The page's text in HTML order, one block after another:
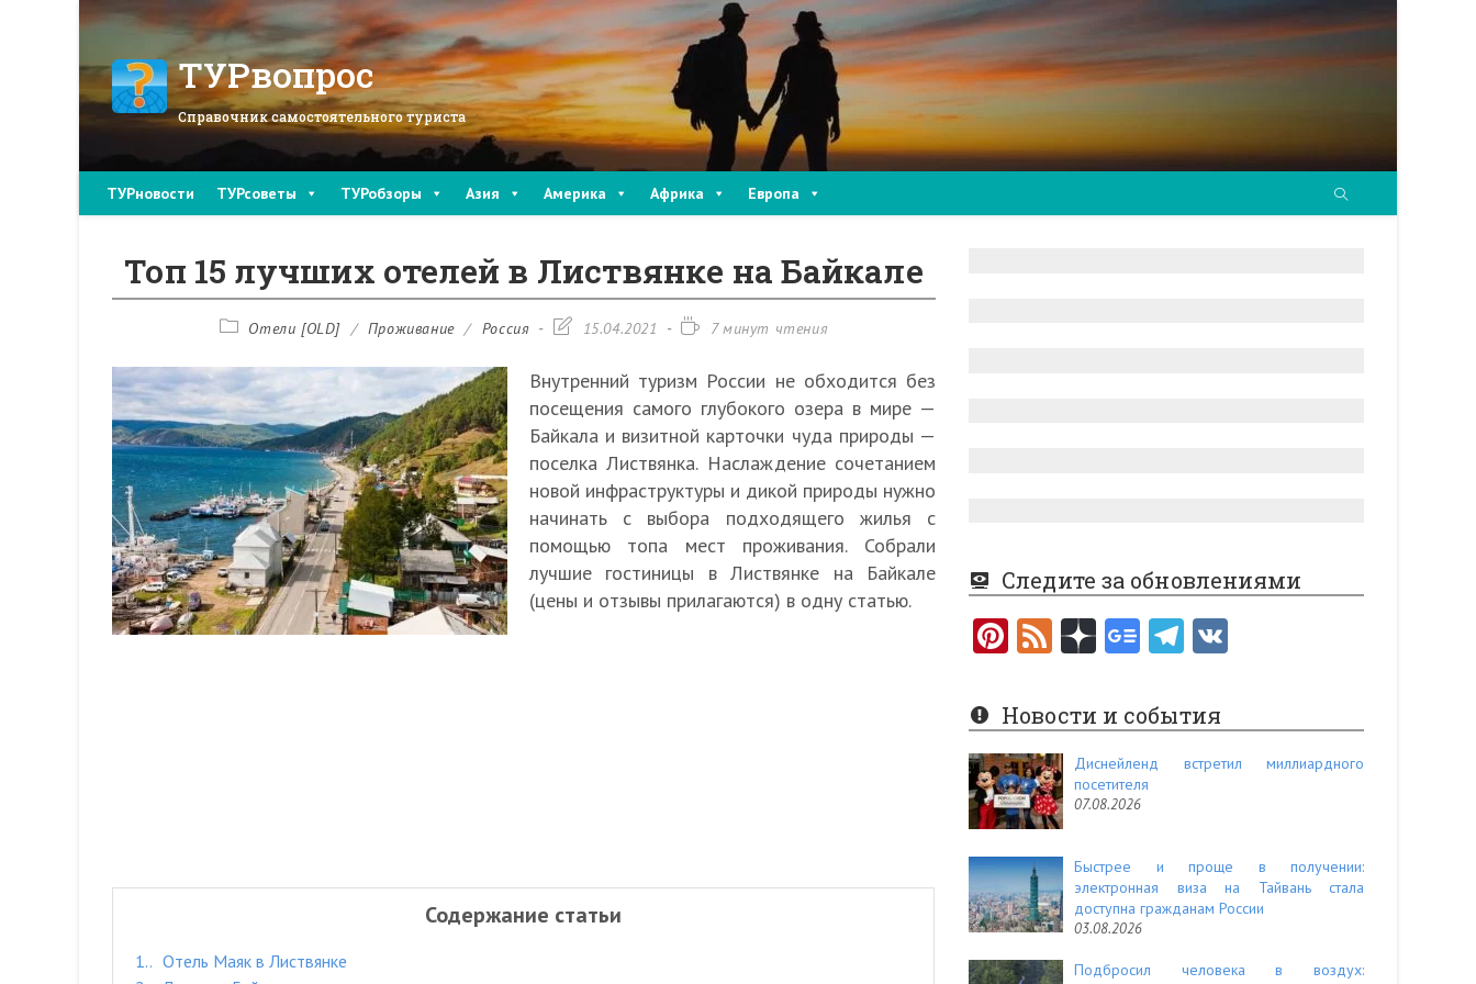
ТУРвопрос
Справочник самостоятельного туриста
ТУРновости ТУРсоветы ТУРобзоры Азия Америка Африка Европа
Топ 15 лучших отелей в Листвянке на Байкале
РубрикаОтели [OLD] / Проживание / Россия
Запись15.04.2021
Время7 минут чтения
Внутренний туризм России не обходится без
посещения самого глубокого озера в мире —
Байкала и визитной карточки чуда природы —
поселка Листвянка. Наслаждение сочетанием
новой инфраструктуры и дикой природы нужно
начинать с выбора подходящего жилья с
помощью топа мест проживания. Собрали
лучшие гостиницы в Листвянке на Байкале
(цены и отзывы прилагаются) в одну статью.
Содержание статьи
1.
Отель Маяк в Листвянке
Следите за обновлениями
Pi
er
es
t
F
e
d
Новости и события
Диснейленд встретил миллиардного
посетителя
07.08.2026
Быстрее и проще в получении:
электронная виза на Тайвань стала
доступна гражданам России
03.08.2026
Подбросил человека в воздух: